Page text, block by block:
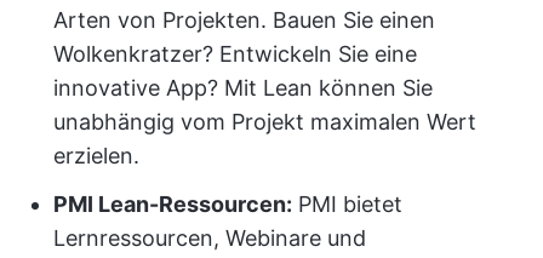
Arten von Projekten. Bauen Sie einen
Wolkenkratzer? Entwickeln Sie eine
innovative App? Mit Lean können Sie
unabhängig vom Projekt maximalen Wert
erzielen.
PMI Lean-Ressourcen: PMI bietet
Lernressourcen, Webinare und